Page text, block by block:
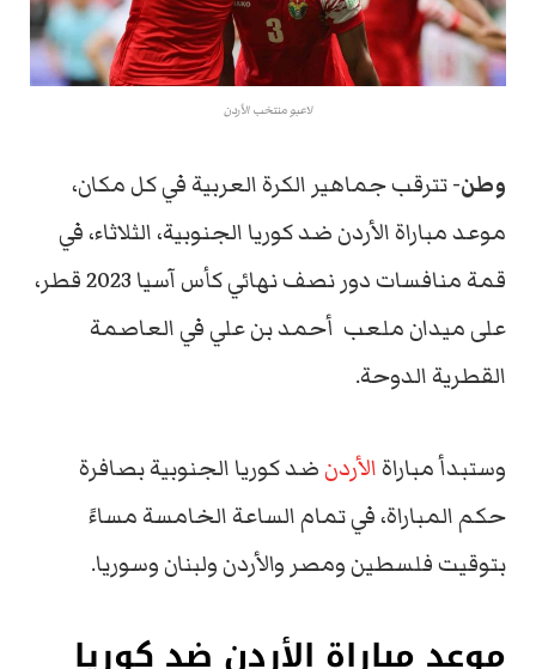
لاعبو منتخب الأردن
وطن-تترقب جماهير الكرة العربية في كل مكان،
موعد مباراة الأردن ضد كوريا الجنوبية، الثلاثاء، في
قمة منافسات دور نصف نهائي كأس آسيا 2023 قطر،
على ميدان ملعب أحمد بن علي في العاصمة
القطرية الدوحة.
وستبدأ مباراةالأردنضد كوريا الجنوبية بصافرة
حكم المباراة، في تمام الساعة الخامسة مساءً
بتوقيت فلسطين ومصر والأردن ولبنان وسوريا.
موعد مباراة الأردن ضد كوريا